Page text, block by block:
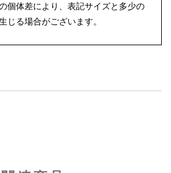
個体差により、表記サイズと多少の
じる場合がございます。